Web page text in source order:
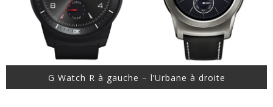
G Watch R à gauche – l’Urbane à droite